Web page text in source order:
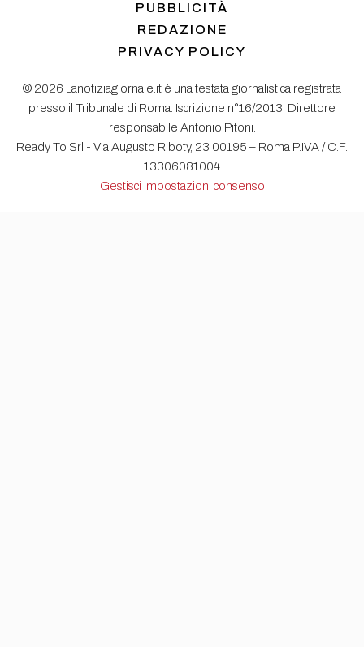
PUBBLICITÀ
REDAZIONE
PRIVACY POLICY
© 2026 Lanotiziagiornale.it è una testata giornalistica registrata
presso il Tribunale di Roma. Iscrizione n°16/2013. Direttore
responsabile Antonio Pitoni.
Ready To Srl - Via Augusto Riboty, 23 00195 – Roma P.IVA / C.F.
13306081004
Gestisci impostazioni consenso